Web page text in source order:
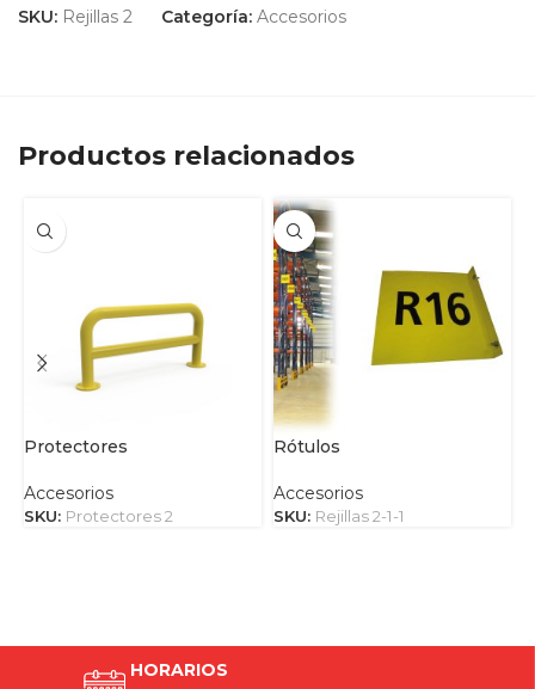
SKU: Rejillas 2 Categoría: Accesorios
Productos relacionados
Protectores
Accesorios
SKU: Protectores 2
Rótulos
Accesorios
SKU: Rejillas 2-1-1
HORARIOS